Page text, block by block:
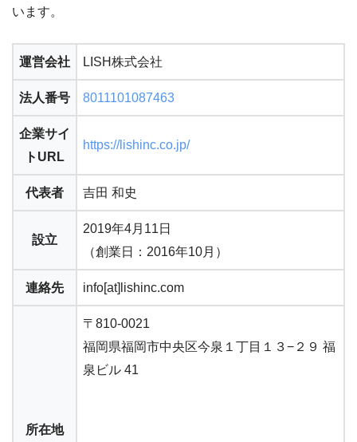
います。
運営会社 LISH株式会社
法人番号 8011101087463
企業サイ
トURL
https://lishinc.co.jp/
代表者 吉田 和史
設立
2019年4月11日
（創業日：2016年10月）
連絡先 info[at]lishinc.com
所在地
〒810-0021
福岡県福岡市中央区今泉１丁目１３−２９ 福
泉ビル 41